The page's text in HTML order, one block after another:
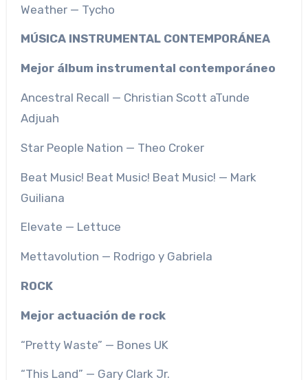
Weather — Tycho
MÚSICA INSTRUMENTAL CONTEMPORÁNEA
Mejor álbum instrumental contemporáneo
Ancestral Recall — Christian Scott aTunde
Adjuah
Star People Nation — Theo Croker
Beat Music! Beat Music! Beat Music! — Mark
Guiliana
Elevate — Lettuce
Mettavolution — Rodrigo y Gabriela
ROCK
Mejor actuación de rock
“Pretty Waste” — Bones UK
“This Land” — Gary Clark Jr.